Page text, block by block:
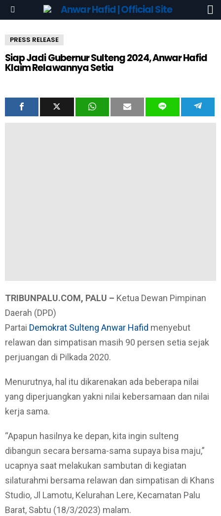
PRESS RELEASE
Siap Jadi Gubernur Sulteng 2024, Anwar Hafid
Klaim Relawannya Setia
TRIBUNPALU.COM, PALU – Ketua Dewan Pimpinan
Daerah (DPD)
Partai Demokrat Sulteng Anwar Hafid menyebut
relawan dan simpatisan masih 90 persen setia sejak
perjuangan di Pilkada 2020.
Menurutnya, hal itu dikarenakan ada beberapa nilai
yang diperjuangkan yakni nilai kebersamaan dan nilai
kerja sama.
“Apapun hasilnya ke depan, kita ingin sulteng
dibangun secara bersama-sama supaya bisa maju,”
ucapnya saat melakukan sambutan di kegiatan
silaturahmi bersama relawan dan simpatisan di Khans
Studio, Jl Lamotu, Kelurahan Lere, Kecamatan Palu
Barat, Sabtu (18/3/2023) malam.